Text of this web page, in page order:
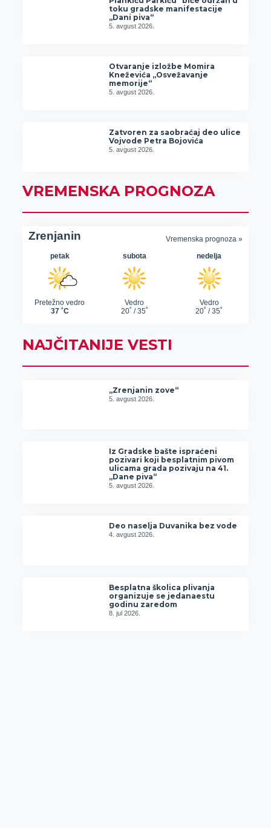
toku gradske manifestacije
„Dani piva“
5. avgust 2026.
Otvaranje izložbe Momira
Kneževića „Osvežavanje
memorije“
5. avgust 2026.
Zatvoren za saobraćaj deo ulice
Vojvode Petra Bojovića
5. avgust 2026.
VREMENSKA PROGNOZA
NAJČITANIJE VESTI
„Zrenjanin zove“
5. avgust 2026.
Iz Gradske bašte ispraćeni
pozivari koji besplatnim pivom
ulicama grada pozivaju na 41.
„Dane piva“
5. avgust 2026.
Deo naselja Duvanika bez vode
4. avgust 2026.
Besplatna školica plivanja
organizuje se jedanaestu
godinu zaredom
8. jul 2026.